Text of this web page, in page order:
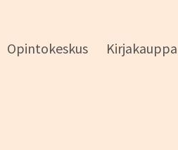
Opintokeskus Kirjakauppa